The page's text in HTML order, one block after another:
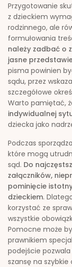
Przygotowanie
z dzieckiem
rodzinnego, ale
formułowania
należy zadbać o
jasne
pisma powinien
sądu, przez
szczegółowe
Warto pamiętać,
indywidualnej
dziecka jako
Podczas
które mogą
sąd. Do
załączników,
pominięcie
dzieckiem.
korzystać ze
wszystkie
Pomocne może
prawnikiem
podejście
szansę na